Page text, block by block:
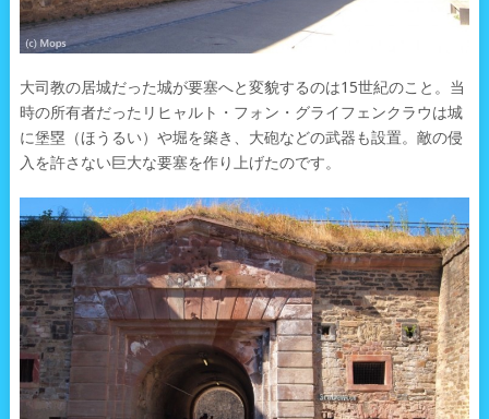
大司教の居城だった城が要塞へと変貌するのは15世紀のこと。当
時の所有者だったリヒャルト・フォン・グライフェンクラウは城
に堡塁（ほうるい）や堀を築き、大砲などの武器も設置。敵の侵
入を許さない巨大な要塞を作り上げたのです。